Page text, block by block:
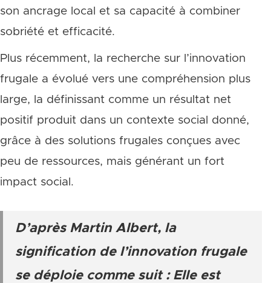
son ancrage local et sa capacité à combiner
sobriété et efficacité.
Plus récemment, la recherche sur l’innovation
frugale a évolué vers une compréhension plus
large, la définissant comme un résultat net
positif produit dans un contexte social donné,
grâce à des solutions frugales conçues avec
peu de ressources, mais générant un fort
impact social.
D’après Martin Albert, la
signification de l’innovation frugale
se déploie comme suit : Elle est